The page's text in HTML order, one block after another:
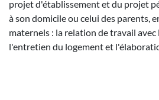
projet d'établissement et du projet
à son domicile ou celui des parents,
maternels : la relation de travail
l'entretien du logement et